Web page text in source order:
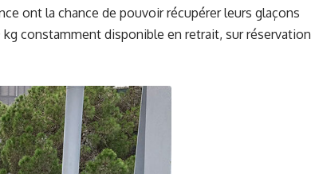
ont la chance de pouvoir récupérer leurs glaçons
constamment disponible en retrait, sur réservation